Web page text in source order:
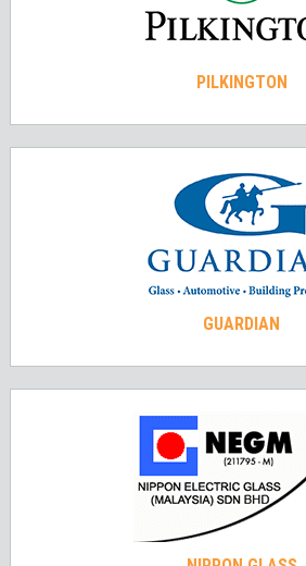
PILKINGTON
GUARDIAN